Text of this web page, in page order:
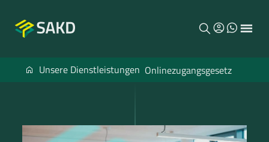
Menu
SAKDUnsere Dienstleistungen Onlinezugangsgesetz